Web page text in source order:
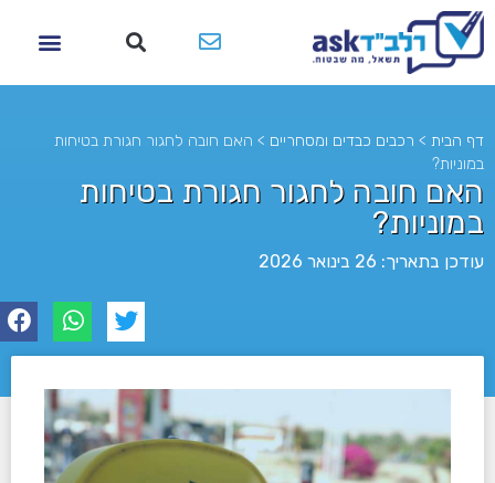
דף הבית > רכבים כבדים ומסחריים > האם חובה לחגור חגורת בטיחות
במוניות?
האם חובה לחגור חגורת בטיחות
במוניות?
עודכן בתאריך: 26 בינואר 2026